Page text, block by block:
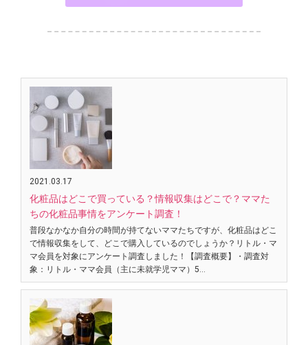
2021.03.17
化粧品はどこで買っている？情報収集はどこで？ママた
ちの化粧品事情をアンケート調査！
普段なかなか自分の時間が持てないママたちですが、化粧品はどこ
で情報収集をして、どこで購入しているのでしょうか？リトル・マ
マ会員を対象にアンケート調査しました！【調査概要】・調査対
象：リトル・ママ会員（主に未就学児ママ）5…